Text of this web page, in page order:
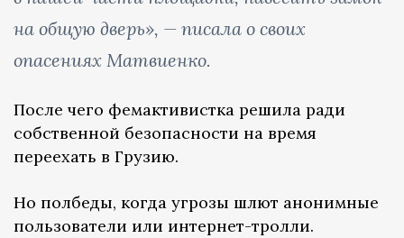
на общую дверь», — писала о своих
опасениях Матвиенко.
После чего фемактивистка решила ради
собственной безопасности на время
переехать в Грузию.
Но полбеды, когда угрозы шлют анонимные
пользователи или интернет-тролли.